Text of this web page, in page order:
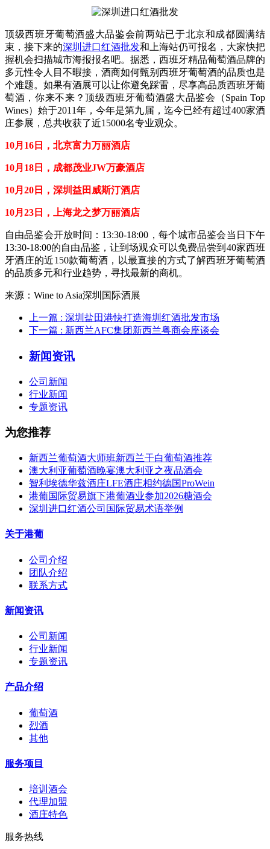
顶级西班牙葡萄酒盛大品鉴会前两站已于北京和成都圆满结
束，接下来的深圳进口红酒批发和上海站仍可报名，大家快把
握机会扫描城市海报报名吧。据悉，西班牙精品葡萄酒品牌的
多元性令人目不暇接，酒商如何甄别西班牙葡萄酒的品质也是
个难题。如果有酒展可以让你避免踩雷，尽享高品质西班牙葡
萄酒，你来不来？顶级西班牙葡萄酒盛大品鉴会（Spain Top
Wines）始于2011年，今年是第九届，迄今已经有超过400家酒
庄参展，总共收获了近15000名专业观众。
10月16日，北京富力万丽酒店
10月18日，成都茂业JW万豪酒店
10月20日，深圳益田威斯汀酒店
10月23日，上海龙之梦万丽酒店
自由品鉴会开放时间：13:30-18:00，每个城市品鉴会当日下午
13:30-18:00的自由品鉴，让到场观众可以免费品尝到40家西班
牙酒庄的近150款葡萄酒，以最直接的方式了解西班牙葡萄酒
的品质多元和行业趋势，寻找最新的商机。
来源：Wine to Asia深圳国际酒展
上一篇 : 深圳盐田港快打造海圳红酒批发市场
下一篇 : 新西兰AFC集团新西兰粤商会座谈会
新闻资讯
公司新闻
行业新闻
专题资讯
为您推荐
新西兰葡萄酒大师班新西兰干白葡萄酒推荐
澳大利亚葡萄酒晚宴澳大利亚之夜品酒会
智利埃德华兹酒庄LFE酒庄相约德国ProWein
港葡国际贸易旗下港葡酒业参加2026糖酒会
深圳进口红酒公司国际贸易术语举例
关于港葡
公司介绍
团队介绍
联系方式
新闻资讯
公司新闻
行业新闻
专题资讯
产品介绍
葡萄酒
烈酒
其他
服务项目
培训酒会
代理加盟
酒庄特色
服务热线